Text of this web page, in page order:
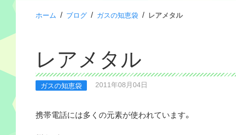
ホーム / ブログ / ガスの知恵袋 / レアメタル
レアメタル
ガスの知恵袋 2011年08月04日
携帯電話には多くの元素が使われています。